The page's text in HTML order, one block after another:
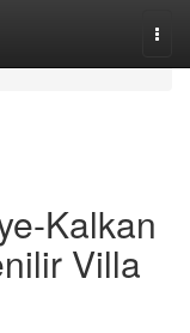
Kalkan
Villa